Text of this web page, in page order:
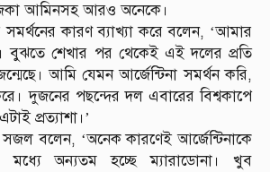
আমিনসহ আরও অনেকে।
কারণ ব্যাখ্যা করে বলেন, ‘আমার
বুঝতে শেখার পর থেকেই এই দলের প্রতি
আমি যেমন আর্জেন্টিনা সমর্থন করি,
দুজনের পছন্দের দল এবারের বিশ্বকাপে
প্রত্যাশা।’
বলেন, ‘অনেক কারণেই আর্জেন্টিনাকে
মধ্যে অন্যতম হচ্ছে ম্যারাডোনা। খুব